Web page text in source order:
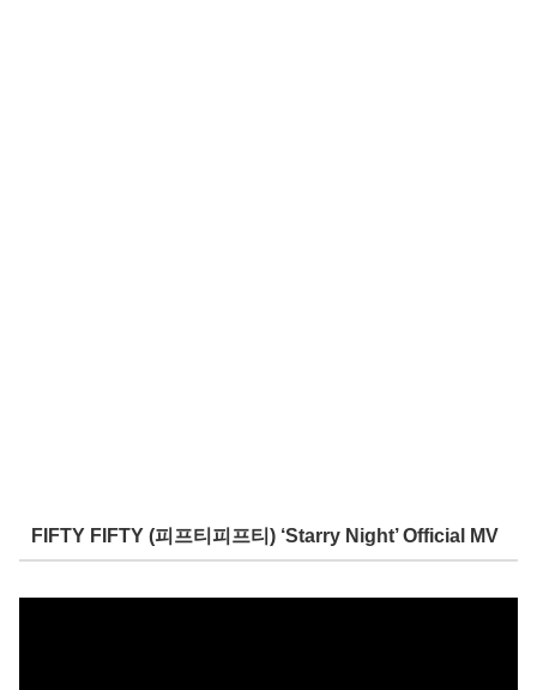
FIFTY FIFTY (피프티피프티) ‘Starry Night’ Official MV